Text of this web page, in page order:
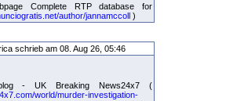
Complete RTP database for
author/jannamccoll )
schrieb am 08. Aug 26, 05:46
- UK Breaking News24x7 (
world/murder-investigation-